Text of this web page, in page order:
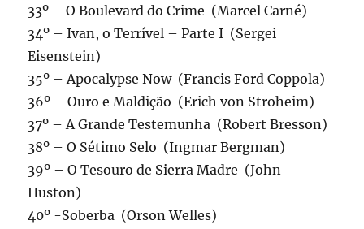
33º – O Boulevard do Crime (Marcel Carné)
34º – Ivan, o Terrível – Parte I (Sergei
Eisenstein)
35º – Apocalypse Now (Francis Ford Coppola)
36º – Ouro e Maldição (Erich von Stroheim)
37º – A Grande Testemunha (Robert Bresson)
38º – O Sétimo Selo (Ingmar Bergman)
39º – O Tesouro de Sierra Madre (John
Huston)
40º -Soberba (Orson Welles)